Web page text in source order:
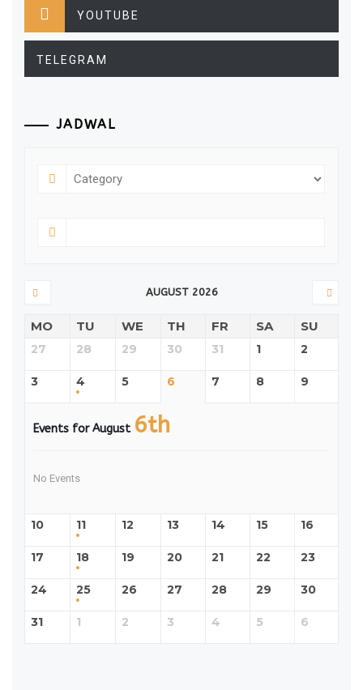
YOUTUBE
TELEGRAM
JADWAL
AUGUST 2026
MO TU WE TH FR SA SU
27 28 29 30 31 1 2
3 4 5 6 7 8 9
Events for August 6th
No Events
10 11 12 13 14 15 16
17 18 19 20 21 22 23
24 25 26 27 28 29 30
31 1 2 3 4 5 6